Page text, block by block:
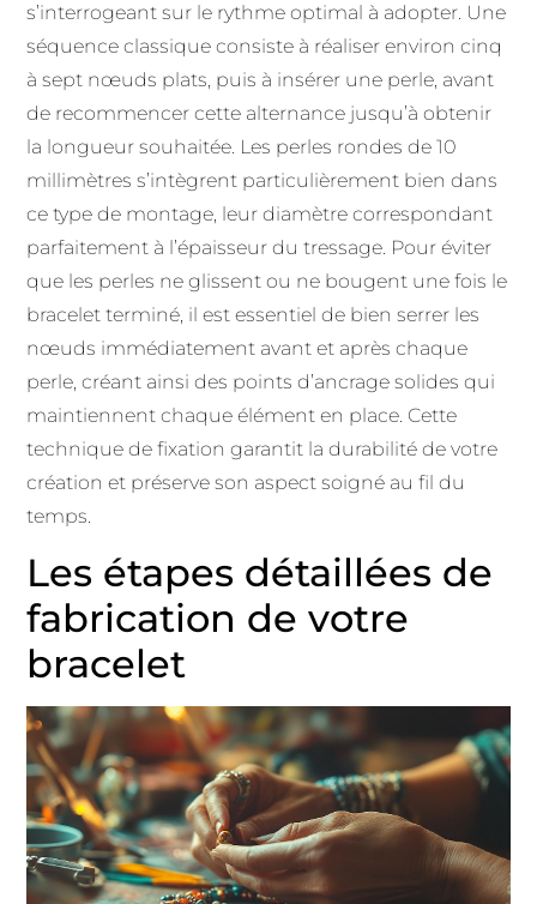
s’interrogeant sur le rythme optimal à adopter. Une
séquence classique consiste à réaliser environ cinq
à sept nœuds plats, puis à insérer une perle, avant
de recommencer cette alternance jusqu’à obtenir
la longueur souhaitée. Les perles rondes de 10
millimètres s’intègrent particulièrement bien dans
ce type de montage, leur diamètre correspondant
parfaitement à l’épaisseur du tressage. Pour éviter
que les perles ne glissent ou ne bougent une fois le
bracelet terminé, il est essentiel de bien serrer les
nœuds immédiatement avant et après chaque
perle, créant ainsi des points d’ancrage solides qui
maintiennent chaque élément en place. Cette
technique de fixation garantit la durabilité de votre
création et préserve son aspect soigné au fil du
temps.
Les étapes détaillées de
fabrication de votre
bracelet